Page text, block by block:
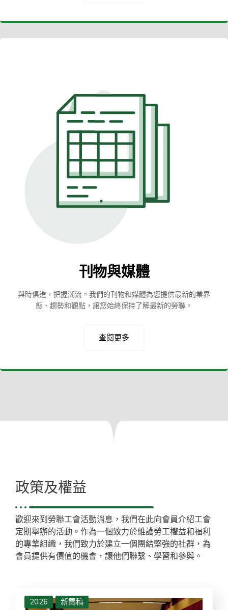
刊物與媒體
與時俱進，把握潮流。我們的刊物和媒體為您提供最新的業界
態、趨勢和觀點，讓您始終保持了解最新的勞聯。
查閱更多
政策及權益
歡迎來到勞聯工會活動消息，我們在此向會員介紹工會
定期舉辦的活動。作為一個致力於維護勞工權益和福利
的專業組織，我們致力於建立一個團結堅強的社群，為
會員提供有價值的機會，讓他們聯繫、學習和參與。
2026 新聞稿